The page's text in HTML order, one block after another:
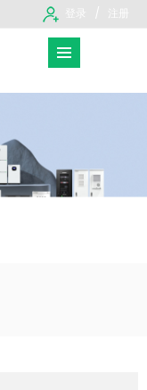
登录 注册